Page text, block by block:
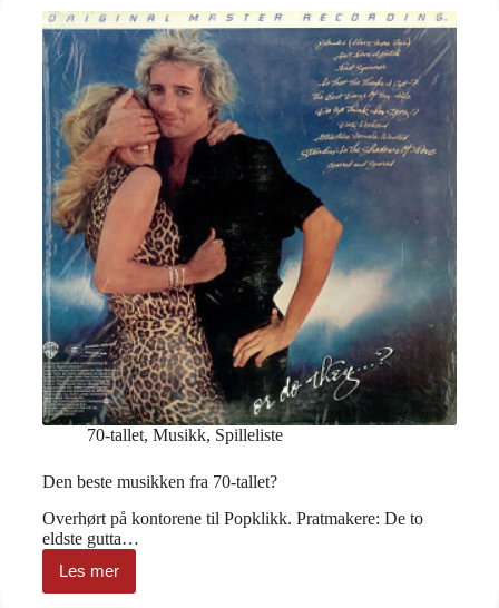
70-tallet, Musikk, Spilleliste
Den beste musikken fra 70-tallet?
Overhørt på kontorene til Popklikk. Pratmakere: De to
eldste gutta…
Les mer
Den
beste